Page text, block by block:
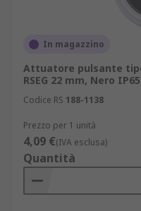
In magazzino
Attuatore pulsante
RSEG 22 mm, Nero
Codice RS 188-1138
Prezzo per 1 unità
4,09 €(IVA esclusa)
Quantità